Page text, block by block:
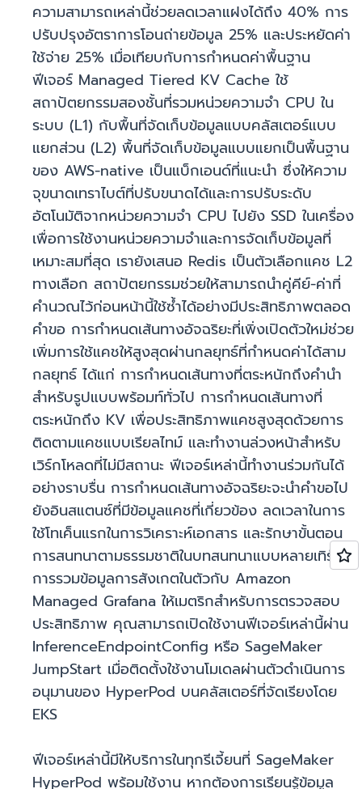
ความสามารถเหล่านี้ช่วยลดเวลาแฝงได้ถึง 40% การ
ปรับปรุงอัตราการโอนถ่ายข้อมูล 25% และประหยัดค่า
ใช้จ่าย 25% เมื่อเทียบกับการกำหนดค่าพื้นฐาน
ฟีเจอร์ Managed Tiered KV Cache ใช้
สถาปัตยกรรมสองชั้นที่รวมหน่วยความจำ CPU ใน
ระบบ (L1) กับพื้นที่จัดเก็บข้อมูลแบบคลัสเตอร์แบบ
แยกส่วน (L2) พื้นที่จัดเก็บข้อมูลแบบแยกเป็นพื้นฐาน
ของ AWS-native เป็นแบ็กเอนด์ที่แนะนำ ซึ่งให้ความ
จุขนาดเทราไบต์ที่ปรับขนาดได้และการปรับระดับ
อัตโนมัติจากหน่วยความจำ CPU ไปยัง SSD ในเครื่อง
เพื่อการใช้งานหน่วยความจำและการจัดเก็บข้อมูลที่
เหมาะสมที่สุด เรายังเสนอ Redis เป็นตัวเลือกแคช L2
ทางเลือก สถาปัตยกรรมช่วยให้สามารถนำคู่คีย์-ค่าที่
คำนวณไว้ก่อนหน้านี้ใช้ซ้ำได้อย่างมีประสิทธิภาพตลอด
คำขอ การกำหนดเส้นทางอัจฉริยะที่เพิ่งเปิดตัวใหม่ช่วย
เพิ่มการใช้แคชให้สูงสุดผ่านกลยุทธ์ที่กำหนดค่าได้สาม
กลยุทธ์ ได้แก่ การกำหนดเส้นทางที่ตระหนักถึงคำนำ
สำหรับรูปแบบพร้อมท์ทั่วไป การกำหนดเส้นทางที่
ตระหนักถึง KV เพื่อประสิทธิภาพแคชสูงสุดด้วยการ
ติดตามแคชแบบเรียลไทม์ และทำงานล่วงหน้าสำหรับ
เวิร์กโหลดที่ไม่มีสถานะ ฟีเจอร์เหล่านี้ทำงานร่วมกันได้
อย่างราบรื่น การกำหนดเส้นทางอัจฉริยะจะนำคำขอไป
ยังอินสแตนซ์ที่มีข้อมูลแคชที่เกี่ยวข้อง ลดเวลาในการ
ใช้โทเค็นแรกในการวิเคราะห์เอกสาร และรักษาขั้นตอน
การสนทนาตามธรรมชาติในบทสนทนาแบบหลายเทิร์น
การรวมข้อมูลการสังเกตในตัวกับ Amazon
Managed Grafana ให้เมตริกสำหรับการตรวจสอบ
ประสิทธิภาพ คุณสามารถเปิดใช้งานฟีเจอร์เหล่านี้ผ่าน
InferenceEndpointConfig หรือ SageMaker
JumpStart เมื่อติดตั้งใช้งานโมเดลผ่านตัวดำเนินการ
อนุมานของ HyperPod บนคลัสเตอร์ที่จัดเรียงโดย
EKS
ฟีเจอร์เหล่านี้มีให้บริการในทุกรีเจี้ยนที่ SageMaker
HyperPod พร้อมใช้งาน หากต้องการเรียนรู้ข้อมูล